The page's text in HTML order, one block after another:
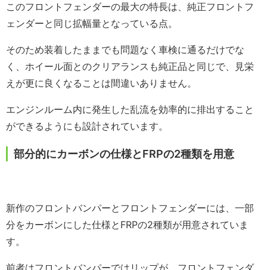
このフロントフェンダーの最大の特長は、純正フロントフ
ェンダーと同じ拡幅量となっている点。
そのため装着したままでも問題なく車検に通るだけでな
く、ホイール面とのクリアランスも純正品と同じで、見栄
えが更に良くなることは間違いありません。
エンジンルーム内に発生した乱流を効率的に排出すること
ができるようにも設計されています。
部分的にカーボンの仕様とFRPの2種類を用意
新作のフロントバンパーとフロントフェンダーには、一部
分をカーボンにした仕様とFRPの2種類が用意されていま
す。